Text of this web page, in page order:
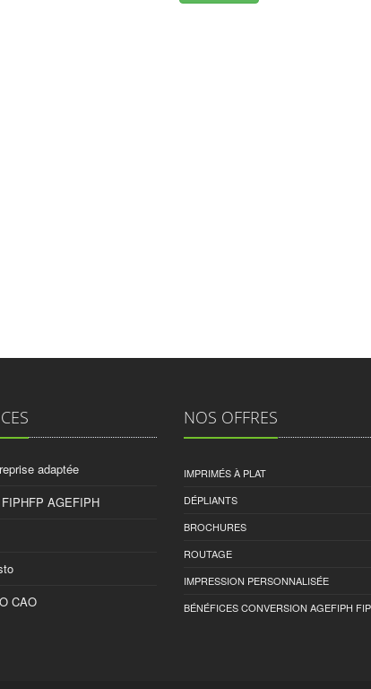
adaptée
AGEFIPH
CAO
NOS OFFRES
IMPRIMÉS À PLAT
DÉPLIANTS
BROCHURES
ROUTAGE
IMPRESSION PERSONNALISÉE
BÉNÉFICES CONVERSION AGEFIPH